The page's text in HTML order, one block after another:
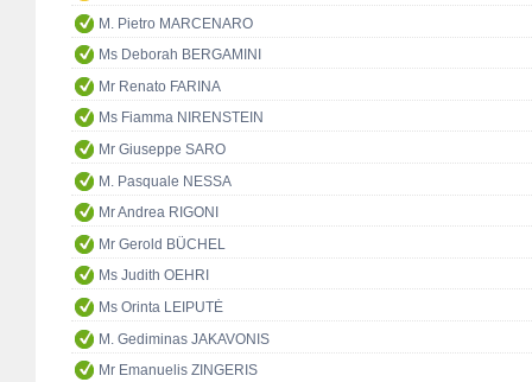
M. Pietro MARCENARO
Ms Deborah BERGAMINI
Mr Renato FARINA
Ms Fiamma NIRENSTEIN
Mr Giuseppe SARO
M. Pasquale NESSA
Mr Andrea RIGONI
Mr Gerold BÜCHEL
Ms Judith OEHRI
Ms Orinta LEIPUTĖ
M. Gediminas JAKAVONIS
Mr Emanuelis ZINGERIS